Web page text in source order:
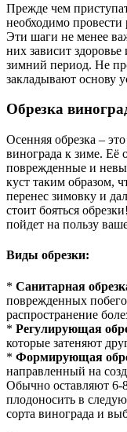
Прежде чем
необходимо
Эти шаги не менее
них зависит
зимний период. Не
закладывают основу
Обрезка
Осенняя обрезка –
винограда к зиме. Её
поврежденные и
куст таким образом,
перенес зимовку и
стоит бояться
пойдет на пользу
Виды обрезки:
* Санитарная
поврежденных
распространение
* Регулирующая
которые затеняют
* Формирующая
направленный на
Обычно оставляют 6-
плодоносить в
сорта винограда и